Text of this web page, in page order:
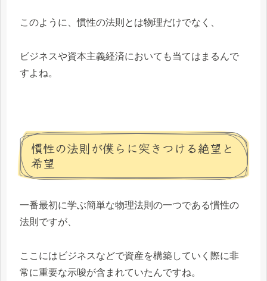
このように、慣性の法則とは物理だけでなく、
ビジネスや資本主義経済においても当てはまるんで
すよね。
慣性の法則が僕らに突きつける絶望と
希望
一番最初に学ぶ簡単な物理法則の一つである慣性の
法則ですが、
ここにはビジネスなどで資産を構築していく際に非
常に重要な示唆が含まれていたんですね。